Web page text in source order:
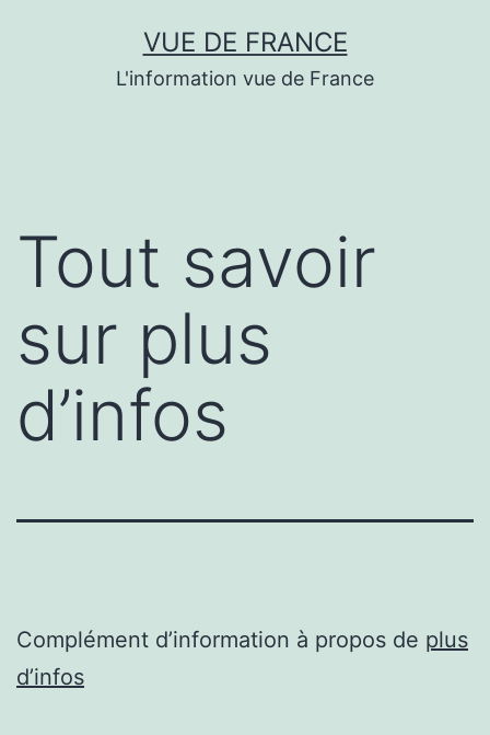
VUE DE FRANCE
L'information vue de France
Tout savoir
sur plus
d’infos
Complément d’information à propos de plus
d’infos